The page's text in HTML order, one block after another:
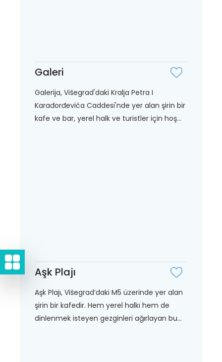
Galeri
Galerija, Višegrad'daki Kralja Petra I
Karađorđevića Caddesi'nde yer alan şirin bir
kafe ve bar, yerel halk ve turistler için hoş...
Aşk Plajı
Aşk Plajı, Višegrad’daki M5 üzerinde yer alan
şirin bir kafedir. Hem yerel halkı hem de
dinlenmek isteyen gezginleri ağırlayan bu...